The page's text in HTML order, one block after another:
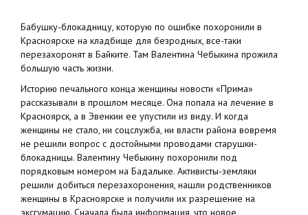
Бабушку-блокадницу, которую по ошибке похоронили в
Красноярске на кладбище для безродных, все-таки
перезахоронят в Байките. Там Валентина Чебыкина прожила
большую часть жизни.
Историю печального конца женщины новости «Прима»
рассказывали в прошлом месяце. Она попала на лечение в
Красноярск, а в Эвенкии ее упустили из виду. И когда
женщины не стало, ни соцслужба, ни власти района вовремя
не решили вопрос с достойными проводами старушки-
блокадницы. Валентину Чебыкину похоронили под
порядковым номером на Бадалыке. Активисты-земляки
решили добиться перезахоронения, нашли родственников
женщины в Красноярске и получили их разрешение на
эксгумацию. Сначала была информация, что новое